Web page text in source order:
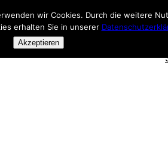
wir Cookies. Durch die weitere
erhalten Sie in unserer
Akzeptieren